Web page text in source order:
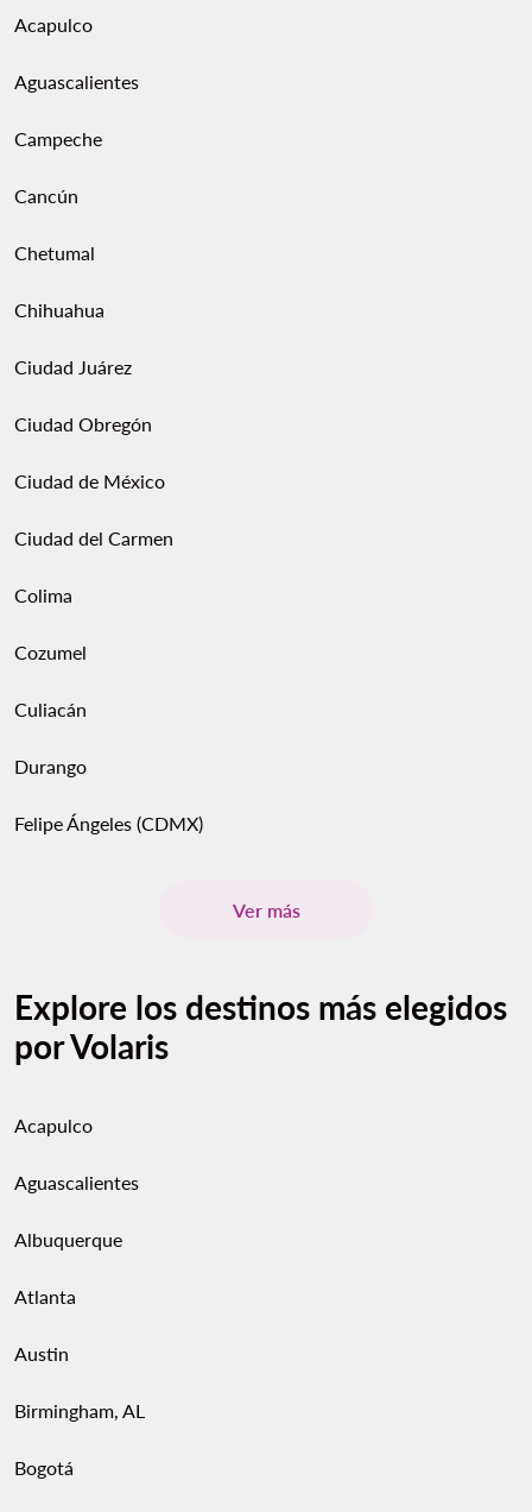
Acapulco
Aguascalientes
Campeche
Cancún
Chetumal
Chihuahua
Ciudad Juárez
Ciudad Obregón
Ciudad de México
Ciudad del Carmen
Colima
Cozumel
Culiacán
Durango
Felipe Ángeles (CDMX)
Ver más
Explore los destinos más elegidos
por Volaris
Acapulco
Aguascalientes
Albuquerque
Atlanta
Austin
Birmingham, AL
Bogotá